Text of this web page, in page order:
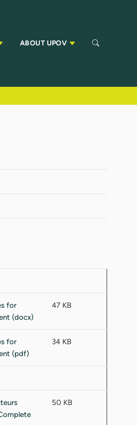
ABOUT UPOV
47 KB
34 KB
50 KB